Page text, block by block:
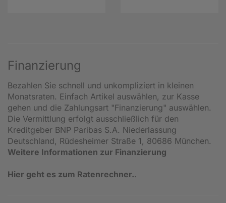
Finanzierung
Bezahlen Sie schnell und unkompliziert in kleinen
Monatsraten. Einfach Artikel auswählen, zur Kasse
gehen und die Zahlungsart "Finanzierung" auswählen.
Die Vermittlung erfolgt ausschließlich für den
Kreditgeber BNP Paribas S.A. Niederlassung
Deutschland, Rüdesheimer Straße 1, 80686 München.
Weitere Informationen zur Finanzierung
Hier geht es zum Ratenrechner..